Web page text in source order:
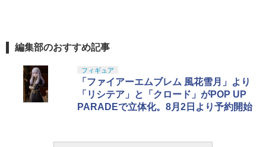
編集部のおすすめ記事
フィギュア
「ファイアーエムブレム 風花雪月」より
「リシテア」と「クロード」がPOP UP
PARADEで立体化。8月2日より予約開始